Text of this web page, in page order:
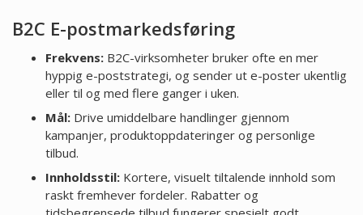
B2C E-postmarkedsføring
Frekvens:B2C-virksomheter bruker ofte en mer
hyppig e-poststrategi, og sender ut e-poster ukentlig
eller til og med flere ganger i uken.
Mål:Drive umiddelbare handlinger gjennom
kampanjer, produktoppdateringer og personlige
tilbud.
Innholdsstil:Kortere, visuelt tiltalende innhold som
raskt fremhever fordeler. Rabatter og